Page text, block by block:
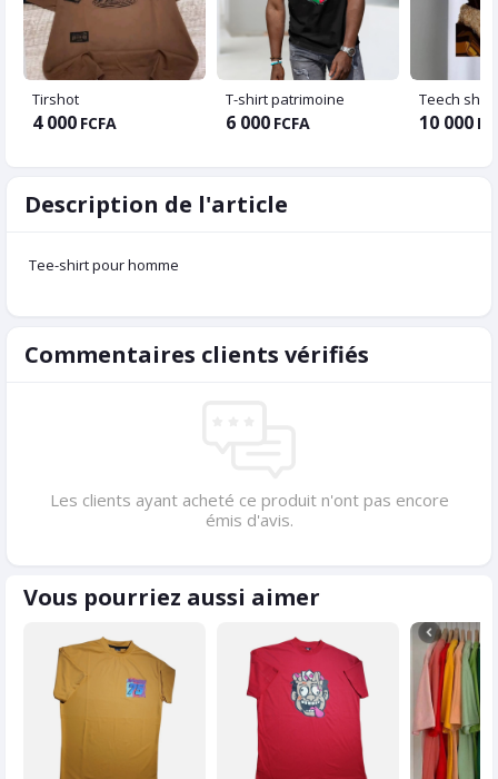
Tirshot
4 000 FCFA
T-shirt patrimoine
6 000 FCFA 10 000
Description de l'article
Tee-shirt pour homme
Commentaires clients vérifiés
Les clients ayant acheté ce produit n'ont pas encore
émis d'avis.
Vous pourriez aussi aimer